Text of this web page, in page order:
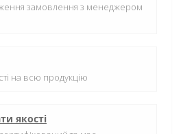
замовлення з менеджером
на всю продукцію
якості